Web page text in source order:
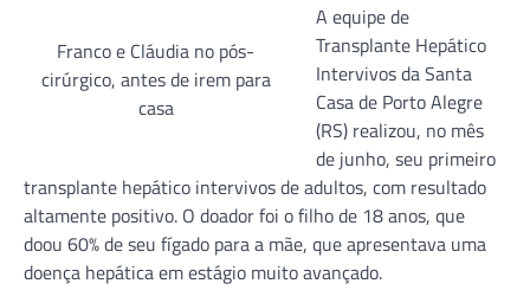
Franco e Cláudia no pós-
cirúrgico, antes de irem para
casa
A equipe de
Transplante Hepático
Intervivos da Santa
Casa de Porto Alegre
(RS) realizou, no mês
de junho, seu primeiro
transplante hepático intervivos de adultos, com resultado
altamente positivo. O doador foi o filho de 18 anos, que
doou 60% de seu fígado para a mãe, que apresentava uma
doença hepática em estágio muito avançado.